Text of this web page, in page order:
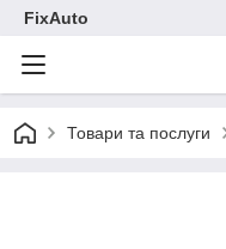
FixAuto
Товари та послуги